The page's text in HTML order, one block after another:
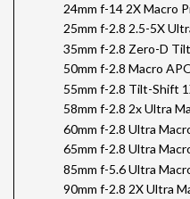
24mm f-14 2X Macro
25mm f-2.8 2.5-5X
35mm f-2.8 Zero-D
50mm f-2.8 Macro
55mm f-2.8 Tilt-Shift
58mm f-2.8 2x Ultra
60mm f-2.8 Ultra
65mm f-2.8 Ultra
85mm f-5.6 Ultra
90mm f-2.8 2X Ultra